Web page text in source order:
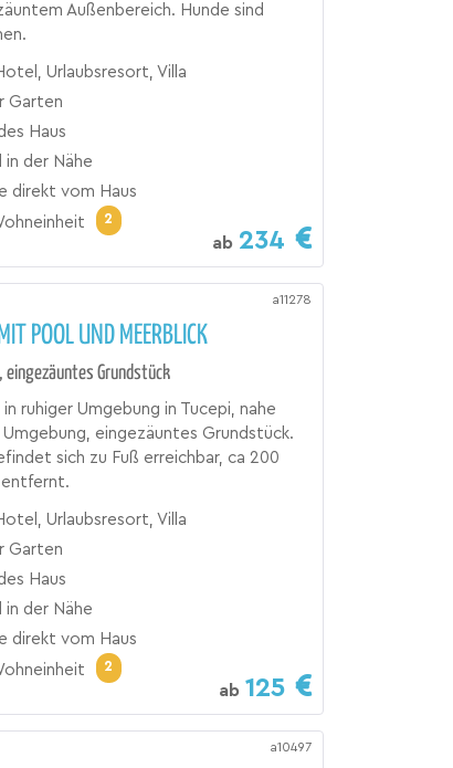
Außenbereich. Hunde sind
Urlaubsresort, Villa
Garten
Haus
in der Nähe
direkt vom Haus
2
ab 234
a11278
POOL UND MEERBLICK
Grundstück
ruhiger Umgebung in Tucepi, nahe
Umgebung, eingezäuntes Grundstück.
sich zu Fuß erreichbar, ca 200
entfernt.
Urlaubsresort, Villa
Garten
Haus
in der Nähe
direkt vom Haus
2
ab 125
a10497